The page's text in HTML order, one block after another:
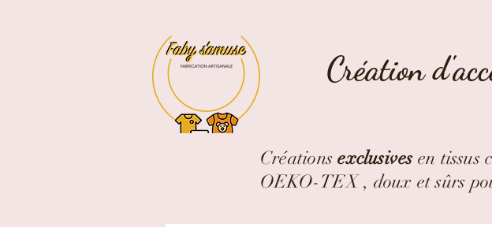
Création
Créationsexclusivesen tissus
OEKO-TEX , doux et sûrs